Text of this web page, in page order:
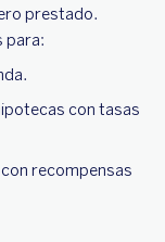
prestado.
para:
con tasas
recompensas